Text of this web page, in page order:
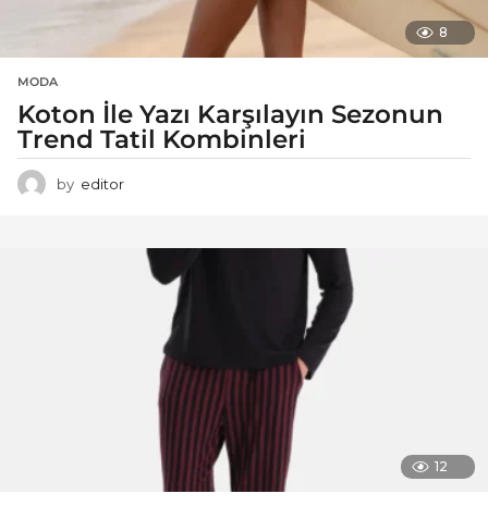
8
MODA
Koton İle Yazı Karşılayın Sezonun
Trend Tatil Kombinleri
by editor
12